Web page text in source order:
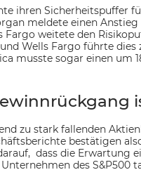
ihren Sicherheitspuffer
meldete einen
weitete den
Wells Fargo führte
musste sogar einen um
zu stark fallenden
bestätigen
dass die Erwartung
des S&P500